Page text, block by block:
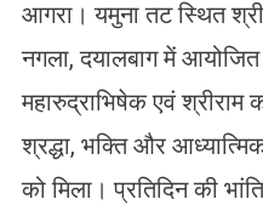
आगरा। यमुना तट स्थित
नगला, दयालबाग में आयोजित
महारुद्राभिषेक एवं श्रीराम
श्रद्धा, भक्ति और
को मिला। प्रतिदिन की